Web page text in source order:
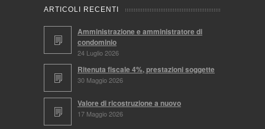
ARTICOLI RECENTI
Amministrazione e amministratore di
condominio
24 Luglio 2026
Ritenuta fiscale 4%, prestazioni soggette
30 Maggio 2026
Valore di ricostruzione a nuovo
17 Maggio 2026